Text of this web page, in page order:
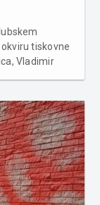
tiskovne
Vladimir